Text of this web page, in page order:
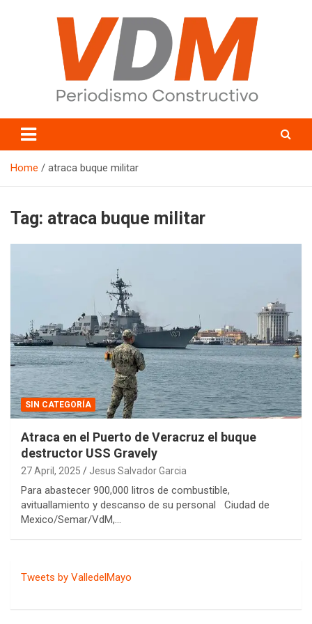
valledelmayo.com
Home atraca buque militar
Tag: atraca buque militar
SIN CATEGORÍA
Atraca en el Puerto de Veracruz el buque
destructor USS Gravely
27 April, 2025 Jesus Salvador Garcia
Para abastecer 900,000 litros de combustible,
avituallamiento y descanso de su personal Ciudad de
Mexico/Semar/VdM,…
Tweets by ValledelMayo